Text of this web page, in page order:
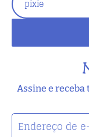
Assine e receba